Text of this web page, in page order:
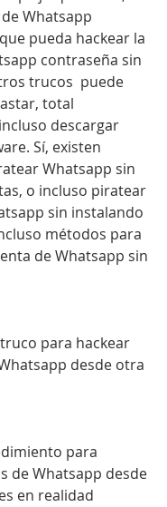
Whatsapp
pueda hackear la
contraseña sin
trucos  puede
total
descargar
Sí, existen
Whatsapp sin
o incluso piratear
sin instalando
métodos para
de Whatsapp sin
para hackear
desde otra
para
de Whatsapp desde
en realidad